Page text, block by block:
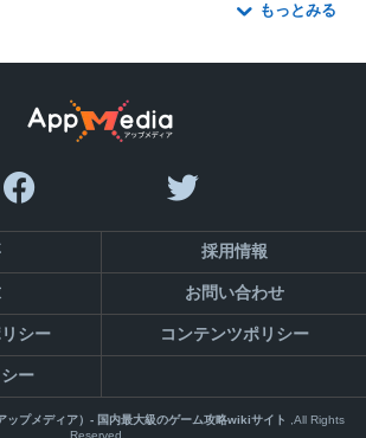
もっとみる
採用情報
お問い合わせ
シー コンテンツポリシー
ー
ップメディア）- 国内最大級のゲーム攻略wikiサイト ,All Rights
Reserved.